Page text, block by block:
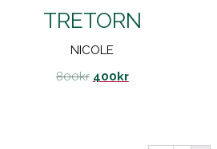
TRETORN
NICOLE
800kr 400kr